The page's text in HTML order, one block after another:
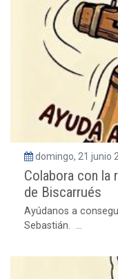
domingo, 21 junio
Colabora con la
de Biscarrués
Ayúdanos a
Sebastián. ...